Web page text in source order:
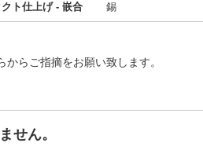
クト仕上げ - 嵌合 錫
らご指摘をお願い致します。
せん。